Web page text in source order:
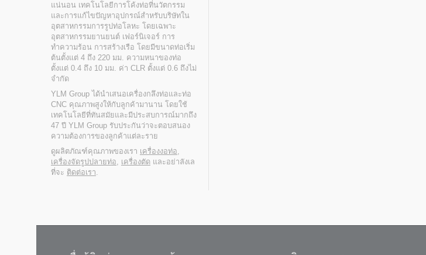
แน่นอน เทคโนโลยีการโค้งท่อที่นวัตกรรม
และการแก้ไขปัญหาอุปกรณ์สำหรับบริษัทใน
อุตสาหกรรมการรูปท่อโลหะ โดยเฉพาะ
อุตสาหกรรมยานยนต์ เฟอร์นิเจอร์ การ
ทำความร้อน การสร้างเรือ โดยมีขนาดท่อเริ่ม
ต้นตั้งแต่ 4 ถึง 220 มม. ความหนาของท่อ
ตั้งแต่ 0.4 ถึง 10 มม. ค่า CLR ตั้งแต่ 0.6 ถึงไม่
จำกัด
YLM Group ได้นำเสนอเครื่องกลึงท่อและท่อ
CNC คุณภาพสูงให้กับลูกค้ามานาน โดยใช้
เทคโนโลยีที่ทันสมัยและมีประสบการณ์มากถึง
47 ปี YLM Group รับประกันว่าจะตอบสนอง
ความต้องการของลูกค้าแต่ละราย
ดูผลิตภัณฑ์คุณภาพของเรา เครื่องงอท่อ,
เครื่องจัดรูปปลายท่อ, เครื่องตัด และอย่าลังเล
ที่จะ ติดต่อเรา.